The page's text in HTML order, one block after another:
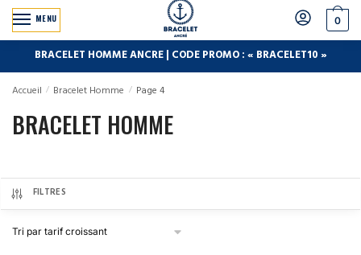
MENU 0
BRACELET HOMME ANCRE | CODE PROMO : « BRACELET10 »
Accueil / Bracelet Homme / Page 4
BRACELET HOMME
FILTRES